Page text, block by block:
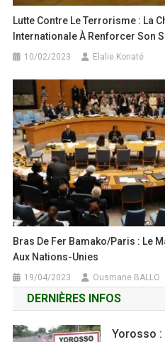
Lutte Contre Le Terrorisme : La
Internationale À Renforcer Son
10/02/2023 Elalie Konaté
Bras De Fer Bamako/Paris : Le
Aux Nations-Unies
19/04/2023 Ousmane BALLO
DERNIÈRES INFOS
Yorosso :